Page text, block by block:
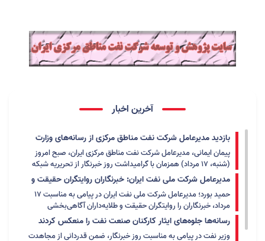
آخرین اخبار
بازدید مدیرعامل شرکت نفت مناطق مرکزی از رسانه‌های وزارت
نفت
پیمان ایمانی، مدیرعامل شرکت نفت مناطق مرکزی ایران، صبح امروز
(شنبه، ۱۷ مرداد) همزمان با گرامیداشت روز خبرنگار از تحریریه شبکه
اطلاع‌رسانی نفت و انرژی (شانا) و ماهنامه‌های مشعل و ایران پترولیوم
بازدید کرد.
مدیرعامل شرکت ملی نفت ایران: خبرنگاران روایتگران حقیقت و
طلایه‌داران آگاهی‌بخشی‌اند
حمید بورد؛ مدیرعامل شرکت ملی نفت ایران در پیامی به مناسبت ۱۷
مرداد، خبرنگاران را روایتگران حقیقت و طلایه‌داران آگاهی‌بخشی
دانست و گفت:
رسانه‌ها جلوه‌های ایثار کارکنان صنعت نفت را منعکس کردند
وزیر نفت در پیامی به مناسبت روز خبرنگار، ضمن قدردانی از مجاهدت